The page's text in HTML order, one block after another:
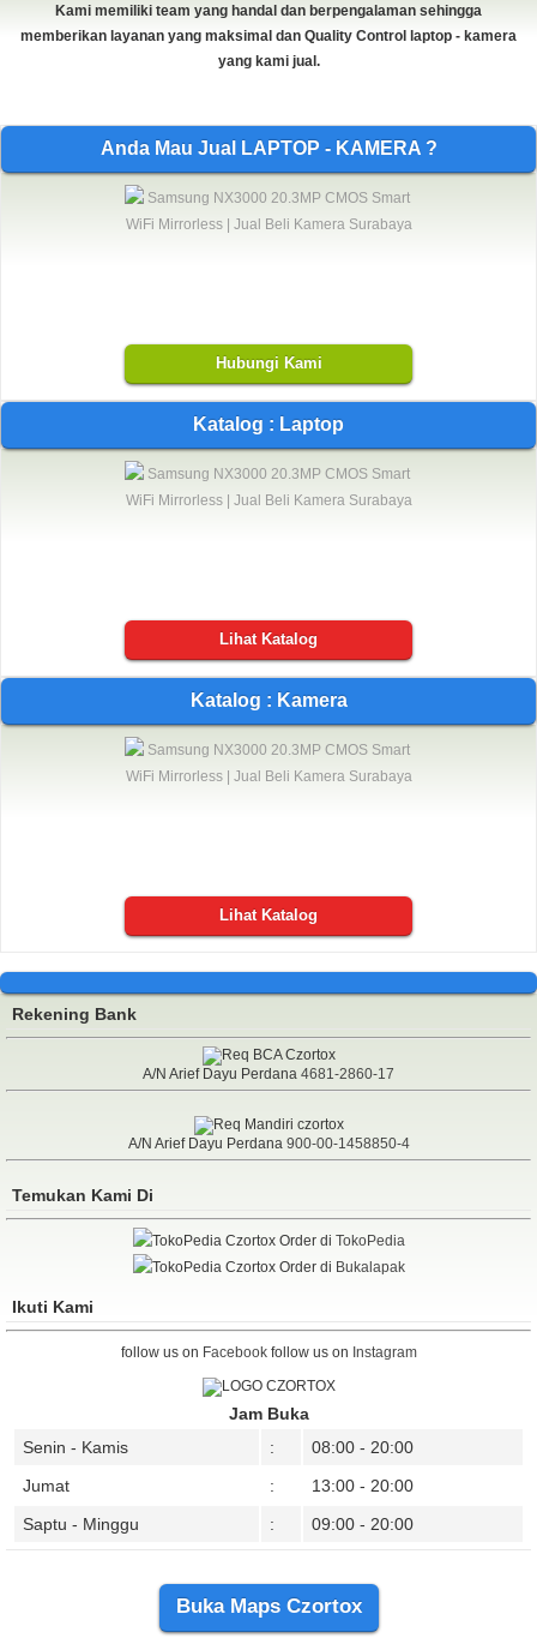
Kami memiliki team yang handal dan berpengalaman sehingga
memberikan layanan yang maksimal dan Quality Control laptop - kamera
yang kami jual.
Anda Mau Jual LAPTOP - KAMERA ?
Hubungi Kami
Katalog : Laptop
Lihat Katalog
Katalog : Kamera
Lihat Katalog
Rekening Bank
A/N Arief Dayu Perdana 4681-2860-17
A/N Arief Dayu Perdana 900-00-1458850-4
Temukan Kami Di
Order di TokoPedia
Order di Bukalapak
Ikuti Kami
follow us on Facebook follow us on Instagram
Jam Buka
Senin - Kamis
:
08:00 - 20:00
Jumat
:
13:00 - 20:00
Saptu - Minggu
: 09:00 - 20:00
Buka Maps Czortox